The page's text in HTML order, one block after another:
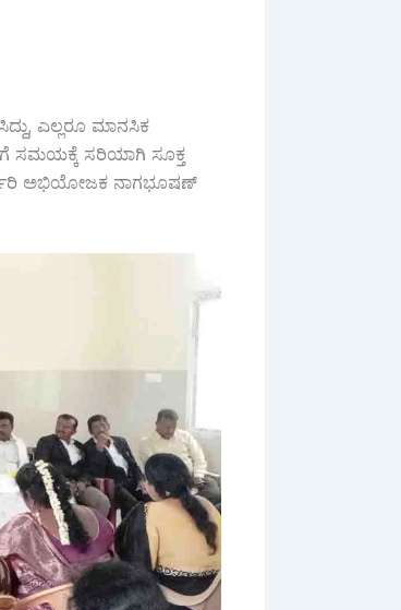
ಎಲ್ಲರೂ ಮಾನಸಿಕ
ಸಮಯಕ್ಕೆ ಸರಿಯಾಗಿ ಸೂಕ್ತ
ಅಭಿಯೋಜಕ ನಾಗಭೂಷಣ್